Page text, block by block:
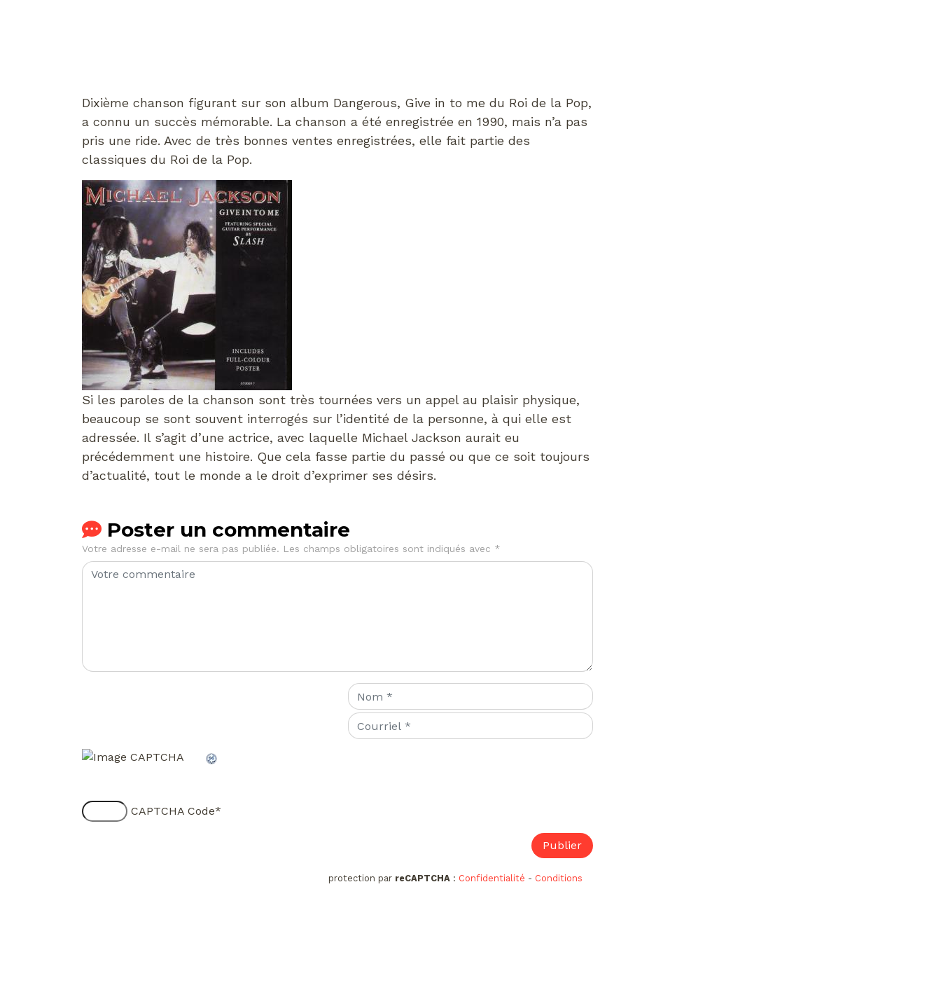
Dixième chanson figurant sur son album Dangerous, Give in to me du Roi de la Pop,
a connu un succès mémorable. La chanson a été enregistrée en 1990, mais n’a pas
pris une ride. Avec de très bonnes ventes enregistrées, elle fait partie des
classiques du Roi de la Pop.
Si les paroles de la chanson sont très tournées vers un appel au plaisir physique,
beaucoup se sont souvent interrogés sur l’identité de la personne, à qui elle est
adressée. Il s’agit d’une actrice, avec laquelle Michael Jackson aurait eu
précédemment une histoire. Que cela fasse partie du passé ou que ce soit toujours
d’actualité, tout le monde a le droit d’exprimer ses désirs.
Poster un commentaire
Votre adresse e-mail ne sera pas publiée. Les champs obligatoires sont indiqués avec *
CAPTCHA Code*
protection par reCAPTCHA : Confidentialité - Conditions